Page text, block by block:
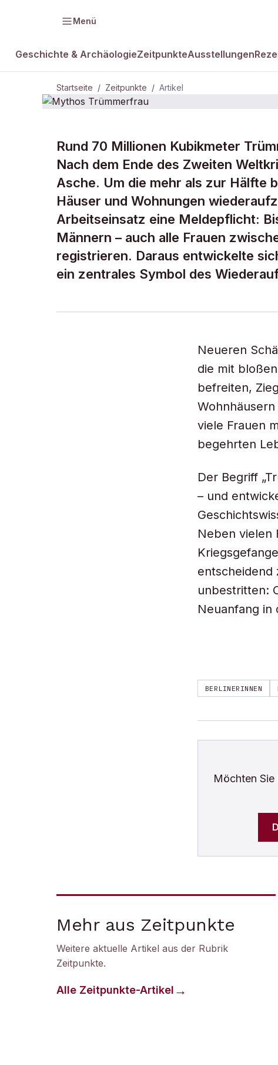
Menü
Geschichte & ArchäologieZeitpunkteAusstellungen
Startseite / Zeitpunkte / Artikel
ZEITPUNKTE · 15. JUNI 1945
Mythos
Trümmerfrau
Rund 70 Millionen Kubikmeter
Nach dem Ende des Zweiten
Asche. Um die mehr als zur Hälfte
Häuser und Wohnungen
Arbeitseinsatz eine Meldepflicht:
Männern – auch alle Frauen
registrieren. Daraus entwickelte
ein zentrales Symbol des
Neueren
die mit
befreiten,
viele Frauen
begehrten
Der Begriff
– und
Neben vielen
entscheidend
unbestritten:
Neuanfang in
BERLINERINNEN
Möchten Sie
Mehr aus Zeitpunkte
Weitere aktuelle Artikel aus der Rubrik
Zeitpunkte.
Alle Zeitpunkte-Artikel